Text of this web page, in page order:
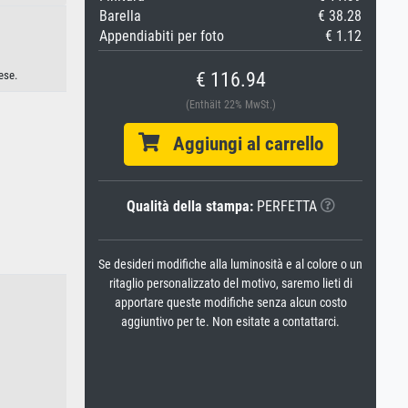
Barella
€ 38.28
Appendiabiti per foto
€ 1.12
€ 116.94
(Enthält 22% MwSt.)
Aggiungi al carrello
Qualità della stampa:PERFETTA
Se desideri modifiche alla luminosità e al colore o un
ritaglio personalizzato del motivo, saremo lieti di
apportare queste modifiche senza alcun costo
aggiuntivo per te. Non esitate a contattarci.